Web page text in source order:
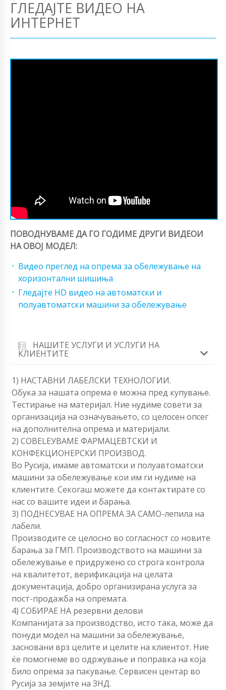
ГЛЕДАЈТЕ ВИДЕО НА
ИНТЕРНЕТ
ПОВОДНУВАМЕ ДА ГО ГОДИМЕ ДРУГИ ВИДЕОИ
НА ОВОЈ МОДЕЛ:
Видео преглед на опрема за обележување на
хоризонтални шишиња
Гледајте HD видео на автоматски и
полуавтоматски машини за обележување
НАШИТЕ УСЛУГИ И УСЛУГИ НА
КЛИЕНТИТЕ
1) НАСТАВНИ ЛАБЕЛСКИ ТЕХНОЛОГИИ.
Обука за нашата опрема е можна пред купување.
Тестирање на материјал. Ние нудиме совети за
организација на означувањето, со целосен опсег
на дополнителна опрема и материјали.
2) СОВЕLEУВАМЕ ФАРМАЦЕВТСКИ И
КОНФЕКЦИОНЕРСКИ ПРОИЗВОД.
Во Русија, имаме автоматски и полуавтоматски
машини за обележување кои им ги нудиме на
клиентите. Секогаш можете да контактирате со
нас со вашите идеи и барања.
3) ПОДНЕСУВАЕ НА ОПРЕМА ЗА САМО-лепила на
лабели.
Производите се целосно во согласност со новите
барања за ГМП. Производството на машини за
обележување е придружено со строга контрола
на квалитетот, верификација на целата
документација, добро организирана услуга за
пост-продажба на опремата.
4) СОБИРАЕ НА резервни делови
Компанијата за производство, исто така, може да
понуди модел на машини за обележување,
засновани врз целите и целите на клиентот. Ние
ќе помогнеме во одржување и поправка на која
било опрема за пакување. Сервисен центар во
Русија за земјите на ЗНД.